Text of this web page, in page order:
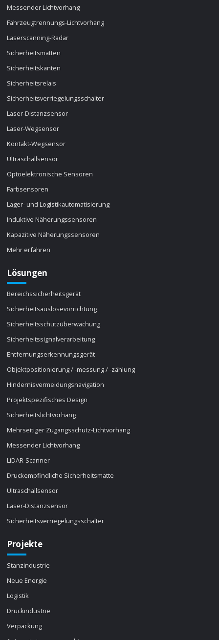
Messender Lichtvorhang
Fahrzeugtrennungs-Lichtvorhang
Laserscanning-Radar
Sicherheitsmatten
Sicherheitskanten
Sicherheitsrelais
Sicherheitsverriegelungsschalter
Laser-Distanzsensor
Laser-Wegsensor
Kontakt-Wegsensor
Ultraschallsensor
Optoelektronische Sensoren
Farbsensoren
Lager- und Logistikautomatisierung
Induktive Näherungssensoren
Kapazitive Näherungssensoren
Mehr erfahren
Lösungen
Bereichssicherheitsgerät
Sicherheitsauslösevorrichtung
Sicherheitsschutzüberwachung
Sicherheitssignalverarbeitung
Entfernungserkennungsgerät
Objektpositionierung / -messung / -zählung
Hindernisvermeidungsnavigation
Projektspezifisches Design
Sicherheitslichtvorhang
Mehrseitiger Zugangsschutz-Lichtvorhang
Messender Lichtvorhang
LiDAR-Scanner
Druckempfindliche Sicherheitsmatte
Ultraschallsensor
Laser-Distanzsensor
Sicherheitsverriegelungsschalter
Projekte
Stanzindustrie
Neue Energie
Logistik
Druckindustrie
Verpackung